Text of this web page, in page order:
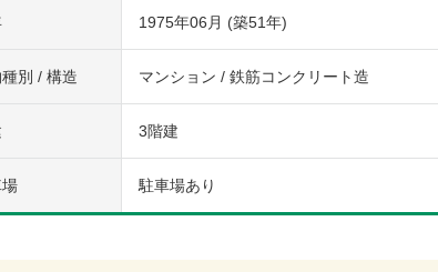
1975年06月 (築51年)
別 / 構造 マンション / 鉄筋コンクリート造
3階建
駐車場あり